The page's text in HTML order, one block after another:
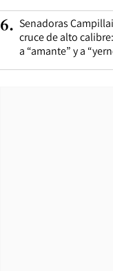
6. Senadoras
cruce de alto
a “amante” y a